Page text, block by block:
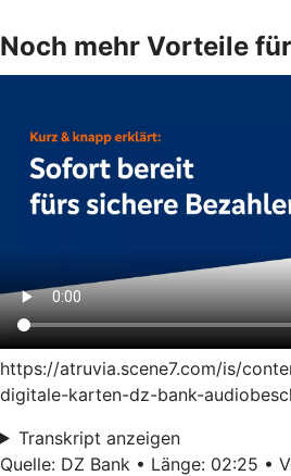
Noch mehr Vorteile
https://atruvia.scene7.com/is/
digitale-karten-dz-bank-
Transkript anzeigen
Quelle: DZ Bank • Länge: 02:25 •